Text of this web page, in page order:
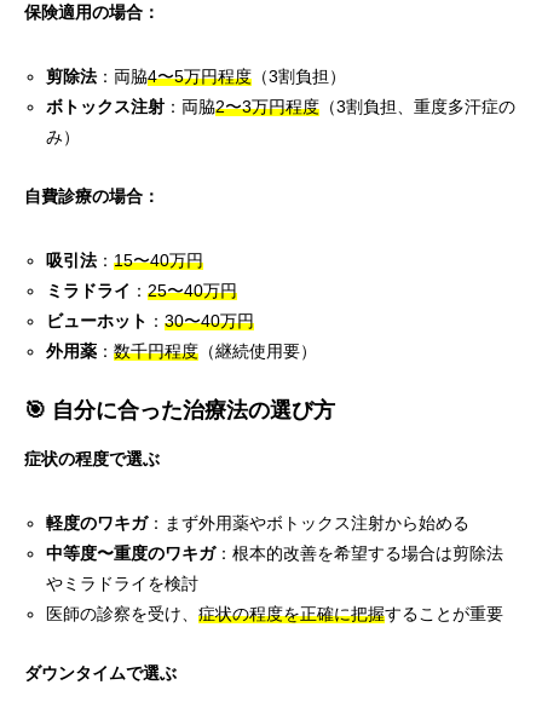
保険適用の場合：
剪除法 ：両脇4〜5万円程度 （3割負担）
ボトックス注射 ：両脇2〜3万円程度 （3割負担、重度多汗症の
み）
自費診療の場合：
吸引法 ：15〜40万円
ミラドライ ：25〜40万円
ビューホット ：30〜40万円
外用薬 ：数千円程度 （継続使用要）
🎯 自分に合った治療法の選び方
症状の程度で選ぶ
軽度のワキガ：まず外用薬やボトックス注射から始める
中等度〜重度のワキガ：根本的改善を希望する場合は剪除法
やミラドライを検討
医師の診察を受け、症状の程度を正確に把握することが重要
ダウンタイムで選ぶ